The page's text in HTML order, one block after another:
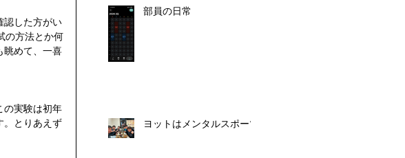
認した方がい
の方法とか何
眺めて、一喜
の実験は初年
。とりあえず
部員の日常
ヨットはメンタルスポーツ